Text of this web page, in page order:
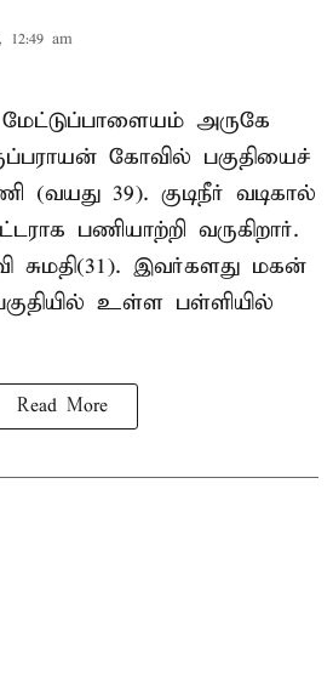
12:49 am
அருகே
கோவில் பகுதியைச்
(வயது 39). குடிநீர் வடிகால்
பணியாற்றி வருகிறார்.
இவர்களது மகன்
உள்ள பள்ளியில்
Read More